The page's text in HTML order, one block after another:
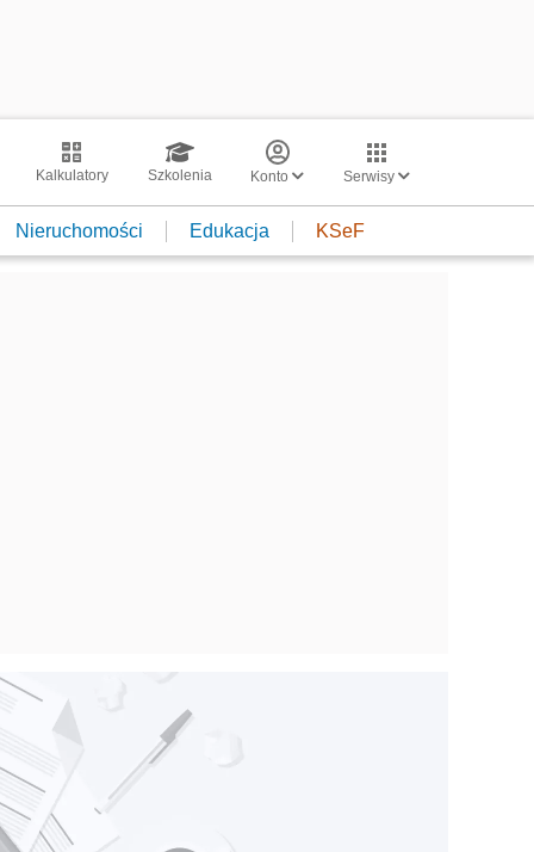
Kalkulatory Szkolenia Konto Serwisy
Nieruchomości Edukacja KSeF